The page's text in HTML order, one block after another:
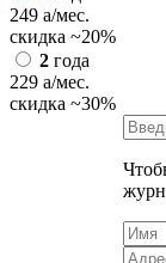
249 a/мес.
скидка ~20%
2 года
229 a/мес.
скидка ~30%